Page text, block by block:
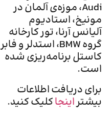
Audi، موزه‌ی آلمان در
مونیخ، استادیوم
آلیانس آرنا، تور کارخانه
گروه BMW، استدلر و فابر
کاستل برنامه‌ریزی شده
است.
برای دریافت اطلاعات
بیشتراینجاکلیک کنید.